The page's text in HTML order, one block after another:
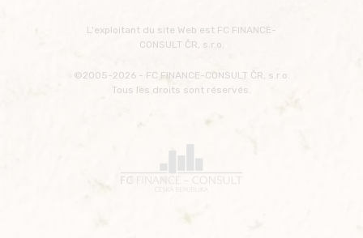
L'exploitant du site Web est FC FINANCE-
CONSULT ČR, s.r.o.
©2005-2026 - FC FINANCE-CONSULT ČR, s.r.o.
Tous les droits sont réservés.